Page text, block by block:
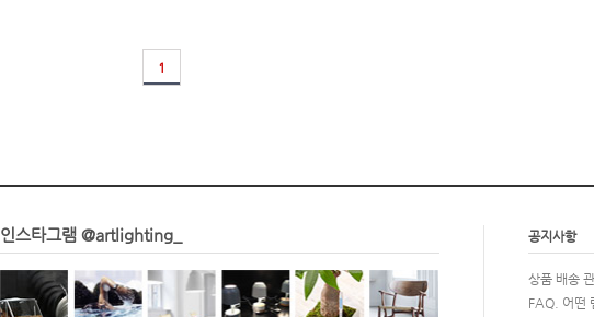
1
인스타그램 @artlighting_ 공지사항
상품 배송
FAQ. 어떤